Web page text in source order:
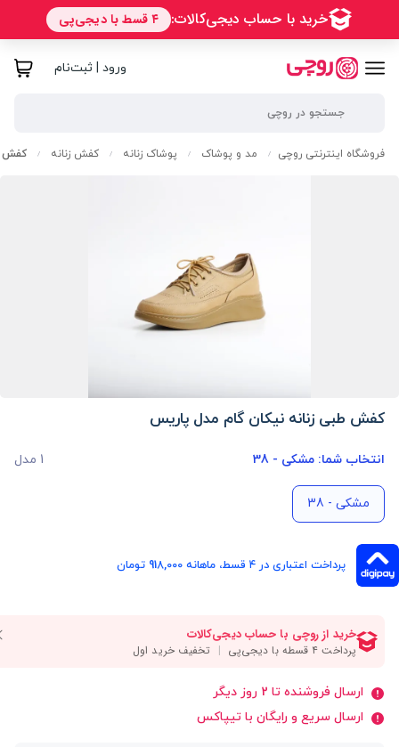
ورود | ثبت‌نام
فروشگاه اینترنتی روچی / مد و پوشاک / پوشاک زنانه / کفش زنانه / کفش
کفش طبی زنانه نیکان گام مدل پاریس
انتخاب شما: مشکی - 38 1 مدل
مشکی - 38
پرداخت اعتباری در ۴ قسط، ماهانه 918,000 تومان
ارسال فروشنده تا 2 روز دیگر
ارسال سریع و رایگان با تیپاکس